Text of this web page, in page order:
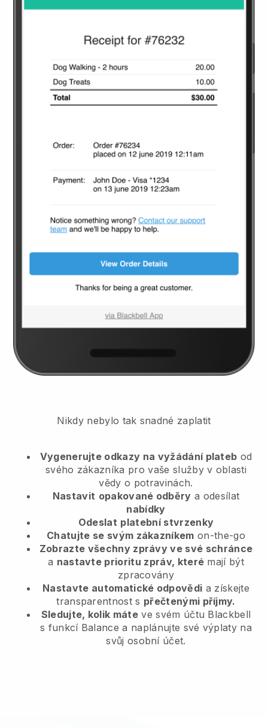
Nikdy nebylo tak snadné zaplatit
Vygenerujte odkazy na vyžádání plateb od
svého zákazníka pro vaše služby v oblasti
vědy o potravinách.
Nastavit opakované odběry a odesílat
nabídky
Odeslat platební stvrzenky
Chatujte se svým zákazníkem on-the-go
Zobrazte všechny zprávy ve své schránce
a nastavte prioritu zpráv, které mají být
zpracovány
Nastavte automatické odpovědi a získejte
transparentnost s přečtenými příjmy.
Sledujte, kolik máte ve svém účtu Blackbell
s funkcí Balance a naplánujte své výplaty na
svůj osobní účet.